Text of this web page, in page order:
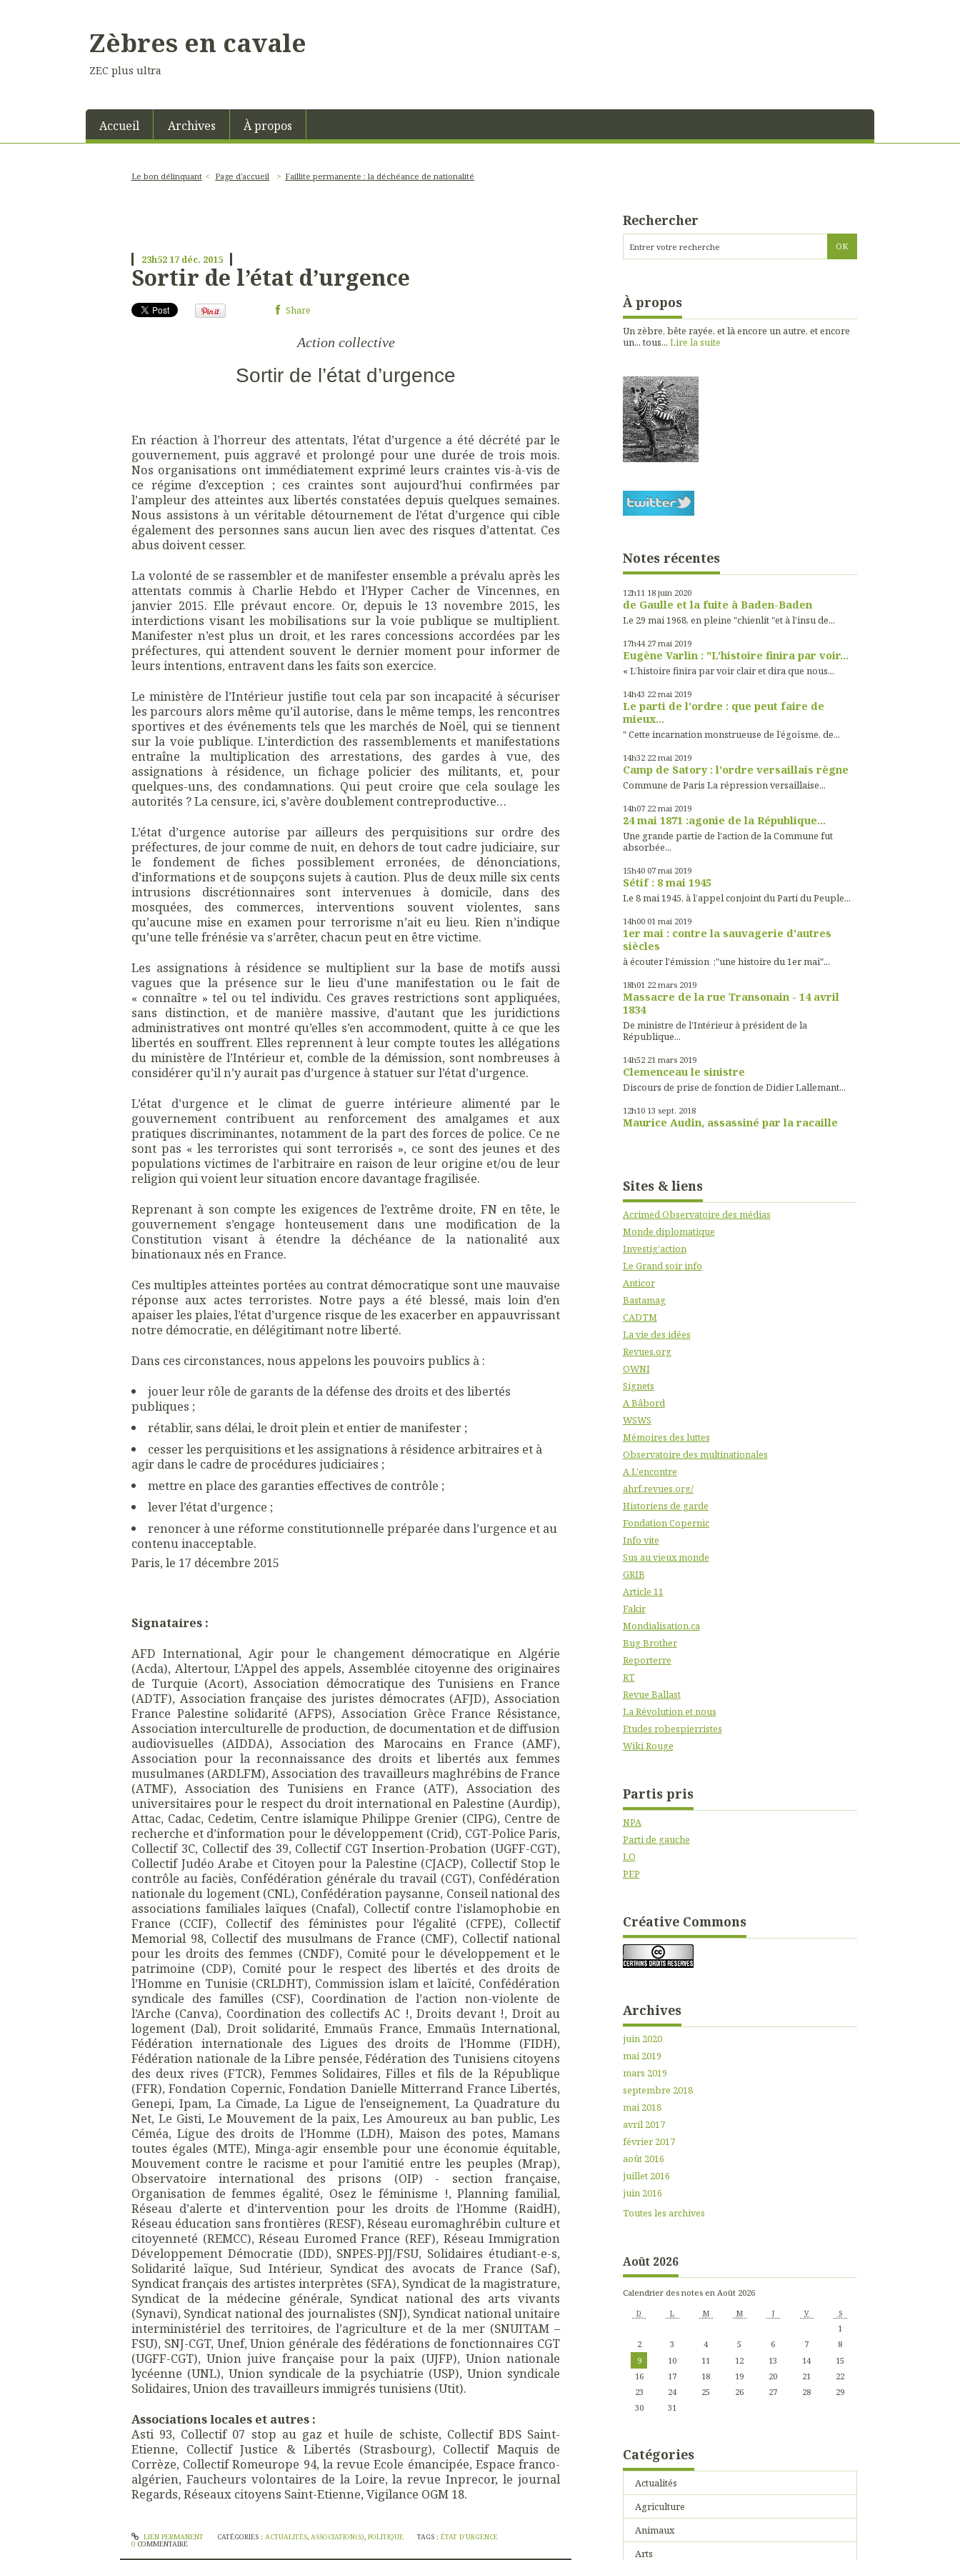
Zèbres en cavale
ZEC plus ultra
Accueil Archives À propos
Le bon délinquant Page d'accueil Faillite permanente : la déchéance de nationalité
23h5217 déc. 2015
Sortir de l’état d’urgence
Share
Action collective
Sortir de l’état d’urgence
En réaction à l’horreur des attentats, l’état d’urgence a été décrété par le
gouvernement, puis aggravé et prolongé pour une durée de trois mois.
Nos organisations ont immédiatement exprimé leurs craintes vis-à-vis de
ce régime d’exception ; ces craintes sont aujourd’hui confirmées par
l’ampleur des atteintes aux libertés constatées depuis quelques semaines.
Nous assistons à un véritable détournement de l’état d’urgence qui cible
également des personnes sans aucun lien avec des risques d’attentat. Ces
abus doivent cesser.
La volonté de se rassembler et de manifester ensemble a prévalu après les
attentats commis à Charlie Hebdo et l’Hyper Cacher de Vincennes, en
janvier 2015. Elle prévaut encore. Or, depuis le 13 novembre 2015, les
interdictions visant les mobilisations sur la voie publique se multiplient.
Manifester n’est plus un droit, et les rares concessions accordées par les
préfectures, qui attendent souvent le dernier moment pour informer de
leurs intentions, entravent dans les faits son exercice.
Le ministère de l’Intérieur justifie tout cela par son incapacité à sécuriser
les parcours alors même qu’il autorise, dans le même temps, les rencontres
sportives et des événements tels que les marchés de Noël, qui se tiennent
sur la voie publique. L’interdiction des rassemblements et manifestations
entraîne la multiplication des arrestations, des gardes à vue, des
assignations à résidence, un fichage policier des militants, et, pour
quelques-uns, des condamnations. Qui peut croire que cela soulage les
autorités ? La censure, ici, s’avère doublement contreproductive…
L’état d’urgence autorise par ailleurs des perquisitions sur ordre des
préfectures, de jour comme de nuit, en dehors de tout cadre judiciaire, sur
le fondement de fiches possiblement erronées, de dénonciations,
d’informations et de soupçons sujets à caution. Plus de deux mille six cents
intrusions discrétionnaires sont intervenues à domicile, dans des
mosquées, des commerces, interventions souvent violentes, sans
qu’aucune mise en examen pour terrorisme n’ait eu lieu. Rien n’indique
qu’une telle frénésie va s’arrêter, chacun peut en être victime.
Les assignations à résidence se multiplient sur la base de motifs aussi
vagues que la présence sur le lieu d’une manifestation ou le fait de
« connaître » tel ou tel individu. Ces graves restrictions sont appliquées,
sans distinction, et de manière massive, d’autant que les juridictions
administratives ont montré qu’elles s’en accommodent, quitte à ce que les
libertés en souffrent. Elles reprennent à leur compte toutes les allégations
du ministère de l’Intérieur et, comble de la démission, sont nombreuses à
considérer qu’il n’y aurait pas d’urgence à statuer sur l’état d’urgence.
L’état d’urgence et le climat de guerre intérieure alimenté par le
gouvernement contribuent au renforcement des amalgames et aux
pratiques discriminantes, notamment de la part des forces de police. Ce ne
sont pas « les terroristes qui sont terrorisés », ce sont des jeunes et des
populations victimes de l’arbitraire en raison de leur origine et/ou de leur
religion qui voient leur situation encore davantage fragilisée.
Reprenant à son compte les exigences de l’extrême droite, FN en tête, le
gouvernement s’engage honteusement dans une modification de la
Constitution visant à étendre la déchéance de la nationalité aux
binationaux nés en France.
Ces multiples atteintes portées au contrat démocratique sont une mauvaise
réponse aux actes terroristes. Notre pays a été blessé, mais loin d’en
apaiser les plaies, l’état d’urgence risque de les exacerber en appauvrissant
notre démocratie, en délégitimant notre liberté.
Dans ces circonstances, nous appelons les pouvoirs publics à :
jouer leur rôle de garants de la défense des droits et des libertés
publiques ;
rétablir, sans délai, le droit plein et entier de manifester ;
cesser les perquisitions et les assignations à résidence arbitraires et à
agir dans le cadre de procédures judiciaires ;
mettre en place des garanties effectives de contrôle ;
lever l’état d’urgence ;
renoncer à une réforme constitutionnelle préparée dans l’urgence et au
contenu inacceptable.
Paris, le 17 décembre 2015
Signataires :
AFD International, Agir pour le changement démocratique en Algérie
(Acda), Altertour, L’Appel des appels, Assemblée citoyenne des originaires
de Turquie (Acort), Association démocratique des Tunisiens en France
(ADTF), Association française des juristes démocrates (AFJD), Association
France Palestine solidarité (AFPS), Association Grèce France Résistance,
Association interculturelle de production, de documentation et de diffusion
audiovisuelles (AIDDA), Association des Marocains en France (AMF),
Association pour la reconnaissance des droits et libertés aux femmes
musulmanes (ARDLFM), Association des travailleurs maghrébins de France
(ATMF), Association des Tunisiens en France (ATF), Association des
universitaires pour le respect du droit international en Palestine (Aurdip),
Attac, Cadac, Cedetim, Centre islamique Philippe Grenier (CIPG), Centre de
recherche et d’information pour le développement (Crid), CGT-Police Paris,
Collectif 3C, Collectif des 39, Collectif CGT Insertion-Probation (UGFF-CGT),
Collectif Judéo Arabe et Citoyen pour la Palestine (CJACP), Collectif Stop le
contrôle au faciès, Confédération générale du travail (CGT), Confédération
nationale du logement (CNL), Confédération paysanne, Conseil national des
associations familiales laïques (Cnafal), Collectif contre l’islamophobie en
France (CCIF), Collectif des féministes pour l’égalité (CFPE), Collectif
Memorial 98, Collectif des musulmans de France (CMF), Collectif national
pour les droits des femmes (CNDF), Comité pour le développement et le
patrimoine (CDP), Comité pour le respect des libertés et des droits de
l’Homme en Tunisie (CRLDHT), Commission islam et laïcité, Confédération
syndicale des familles (CSF), Coordination de l’action non-violente de
l’Arche (Canva), Coordination des collectifs AC !, Droits devant !, Droit au
logement (Dal), Droit solidarité, Emmaüs France, Emmaüs International,
Fédération internationale des Ligues des droits de l’Homme (FIDH),
Fédération nationale de la Libre pensée, Fédération des Tunisiens citoyens
des deux rives (FTCR), Femmes Solidaires, Filles et fils de la République
(FFR), Fondation Copernic, Fondation Danielle Mitterrand France Libertés,
Genepi, Ipam, La Cimade, La Ligue de l’enseignement, La Quadrature du
Net, Le Gisti, Le Mouvement de la paix, Les Amoureux au ban public, Les
Céméa, Ligue des droits de l’Homme (LDH), Maison des potes, Mamans
toutes égales (MTE), Minga-agir ensemble pour une économie équitable,
Mouvement contre le racisme et pour l’amitié entre les peuples (Mrap),
Observatoire international des prisons (OIP) - section française,
Organisation de femmes égalité, Osez le féminisme !, Planning familial,
Réseau d’alerte et d’intervention pour les droits de l’Homme (RaidH),
Réseau éducation sans frontières (RESF), Réseau euromaghrébin culture et
citoyenneté (REMCC), Réseau Euromed France (REF), Réseau Immigration
Développement Démocratie (IDD), SNPES-PJJ/FSU, Solidaires étudiant-e-s,
Solidarité laïque, Sud Intérieur, Syndicat des avocats de France (Saf),
Syndicat français des artistes interprètes (SFA), Syndicat de la magistrature,
Syndicat de la médecine générale, Syndicat national des arts vivants
(Synavi), Syndicat national des journalistes (SNJ), Syndicat national unitaire
interministériel des territoires, de l’agriculture et de la mer (SNUITAM –
FSU), SNJ-CGT, Unef, Union générale des fédérations de fonctionnaires CGT
(UGFF-CGT), Union juive française pour la paix (UJFP), Union nationale
lycéenne (UNL), Union syndicale de la psychiatrie (USP), Union syndicale
Solidaires, Union des travailleurs immigrés tunisiens (Utit).
Associations locales et autres :
Asti 93, Collectif 07 stop au gaz et huile de schiste, Collectif BDS Saint-
Etienne, Collectif Justice & Libertés (Strasbourg), Collectif Maquis de
Corrèze, Collectif Romeurope 94, la revue Ecole émancipée, Espace franco-
algérien, Faucheurs volontaires de la Loire, la revue Inprecor, le journal
Regards, Réseaux citoyens Saint-Etienne, Vigilance OGM 18.
LIEN PERMANENT CATÉGORIES : ACTUALITÉS, ASSOCIATION(S), POLITIQUE TAGS : ÉTAT D'URGENCE
0 COMMENTAIRE
Rechercher
À propos
Un zèbre, bête rayée, et là encore un autre, et encore
un... tous... Lire la suite
Notes récentes
12h11 18 juin 2020
de Gaulle et la fuite à Baden-Baden
Le 29 mai 1968, en pleine "chienlit "et à l'insu de...
17h44 27 mai 2019
Eugène Varlin : "L’histoire finira par voir...
« L’histoire finira par voir clair et dira que nous...
14h43 22 mai 2019
Le parti de l'ordre : que peut faire de
mieux...
" Cette incarnation monstrueuse de l’égoïsme, de...
14h32 22 mai 2019
Camp de Satory : l'ordre versaillais règne
Commune de Paris La répression versaillaise...
14h07 22 mai 2019
24 mai 1871 :agonie de la République...
Une grande partie de l'action de la Commune fut
absorbée...
15h40 07 mai 2019
Sétif : 8 mai 1945
Le 8 mai 1945, à l’appel conjoint du Parti du Peuple...
14h00 01 mai 2019
1er mai : contre la sauvagerie d'autres
siècles
à écouter l'émission ;"une histoire du 1er mai"...
18h01 22 mars 2019
Massacre de la rue Transonain - 14 avril
1834
De ministre de l'Intérieur à président de la
République...
14h52 21 mars 2019
Clemenceau le sinistre
Discours de prise de fonction de Didier Lallemant...
12h10 13 sept. 2018
Maurice Audin, assassiné par la racaille
Sites & liens
Acrimed Observatoire des médias
Monde diplomatique
Investig'action
Le Grand soir info
Anticor
Bastamag
CADTM
La vie des idées
Revues.org
OWNI
Signets
A Bâbord
WSWS
Mémoires des luttes
Observatoire des multinationales
A L'encontre
ahrf.revues.org/
Historiens de garde
Fondation Copernic
Info vite
Sus au vieux monde
GRIB
Article 11
Fakir
Mondialisation.ca
Bug Brother
Reporterre
RT
Revue Ballast
La Révolution et nous
Etudes robespierristes
Wiki Rouge
Partis pris
NPA
Parti de gauche
LO
PEP
Créative Commons
Archives
juin 2020
mai 2019
mars 2019
septembre 2018
mai 2018
avril 2017
février 2017
août 2016
juillet 2016
juin 2016
Toutes les archives
Août 2026
Calendrier des notes en Août 2026
D L M M J V S
1
2
3 4 5 6 7
8
9
10 11 12 13 14
15
16
17 18 19 20 21
22
23
24 25 26 27 28
29
30
31
Catégories
Actualités
Agriculture
Animaux
Arts